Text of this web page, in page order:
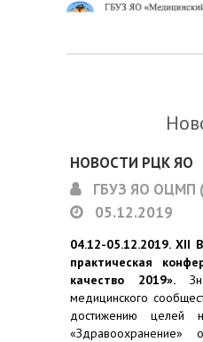
НОВОСТИ РЦК ЯО
ГБУЗ ЯО ОЦМП
05.12.2019
04.12-05.12.2019. XII
практическая
качество 2019».
медицинского
достижению целей
«Здравоохранение»